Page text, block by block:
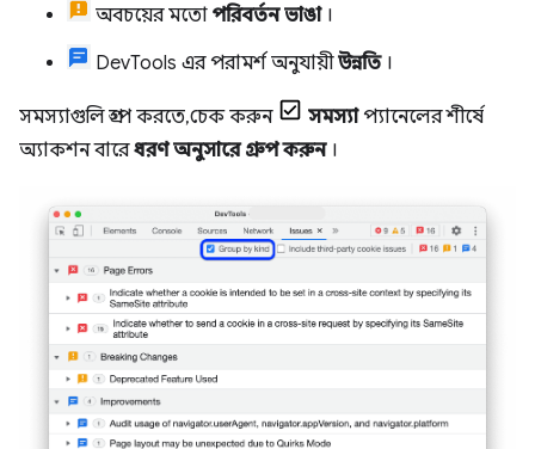
অবচয়ের মতো পরিবর্তন ভাঙা।
DevTools এর পরামর্শ অনুযায়ীউন্নতি।
সমস্যাগুলি গ্রুপ করতে, চেক করুন সমস্যাপ্যানেলের শীর্ষে
অ্যাকশন বারেধরণ অনুসারে গ্রুপ করুন।